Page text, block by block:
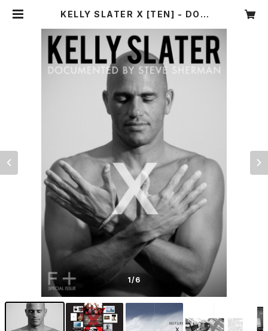
KELLY SLATER X [TEN] - DOC
AN | F+（エフプラス）マーケット
1/6